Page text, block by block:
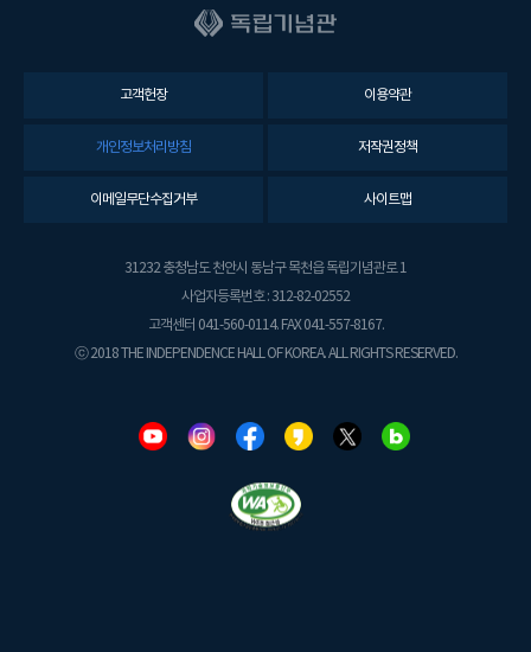
고객헌장 이용약관
개인정보처리방침 저작권정책
이메일무단수집거부 사이트맵
31232 충청남도 천안시 동남구 목천읍 독립기념관로 1
사업자등록번호 : 312-82-02552
고객센터 041-560-0114. FAX 041-557-8167.
ⓒ 2018 THE INDEPENDENCE HALL OF KOREA. ALL RIGHTS RESERVED.